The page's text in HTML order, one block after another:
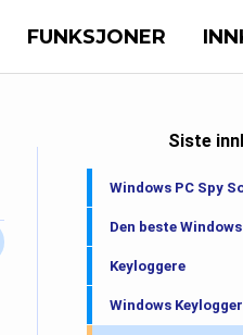
FUNKSJONER
Siste
Windows PC Spy
Den beste
Keyloggere
Windows